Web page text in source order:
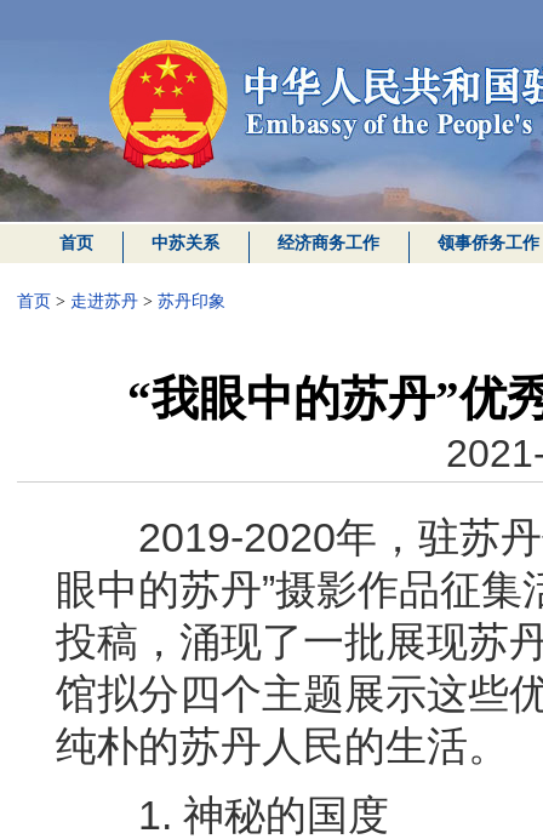
首页 中苏关系 经济商务工作 领事侨务工作
首页 > 走进苏丹> 苏丹印象
“我眼中的苏丹”
2019-2020年，驻苏丹
眼中的苏丹”摄影作品征
投稿，涌现了一批展现苏
馆拟分四个主题展示这些
纯朴的苏丹人民的生活。
1. 神秘的国度